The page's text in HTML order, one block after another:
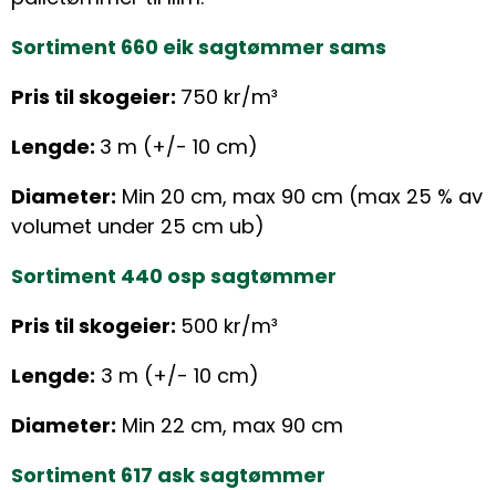
Sortiment 660 eik sagtømmer sams
Pris til skogeier: 750 kr/m³
Lengde: 3 m (+/- 10 cm)
Diameter: Min 20 cm, max 90 cm (max 25 % av
volumet under 25 cm ub)
Sortiment 440 osp sagtømmer
Pris til skogeier: 500 kr/m³
Lengde: 3 m (+/- 10 cm)
Diameter: Min 22 cm, max 90 cm
Sortiment 617 ask sagtømmer